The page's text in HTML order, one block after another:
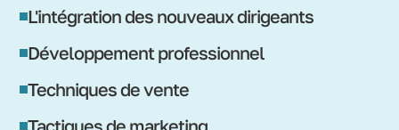
L'intégration des nouveaux dirigeants
Développement professionnel
Techniques de vente
Tactiques de marketing